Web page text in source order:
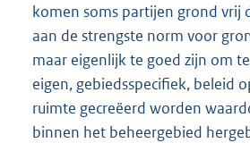
komen soms partijen grond vrij
aan de strengste norm voor
maar eigenlijk te goed zijn om
eigen, gebiedsspecifiek, beleid
ruimte gecreëerd worden
binnen het beheergebied